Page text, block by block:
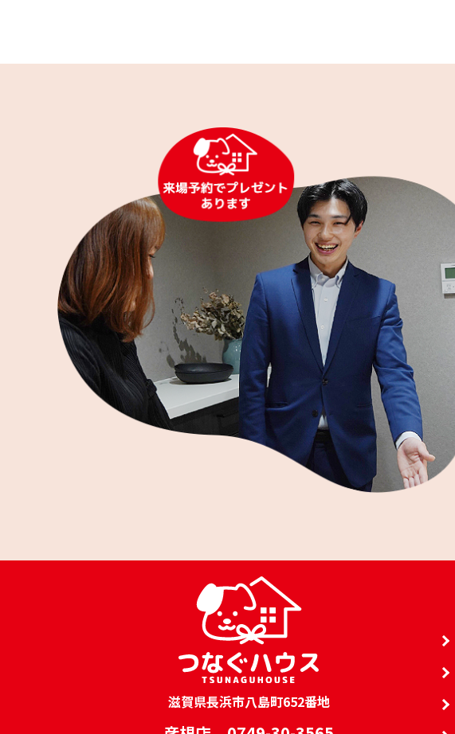
滋賀県長浜市八島町652番地